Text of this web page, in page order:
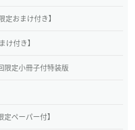
おまけ付き】
け付き】
限定小冊子付特装版
ペーパー付】